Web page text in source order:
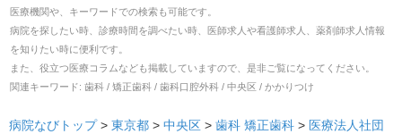
医療機関や、キーワードでの検索も可能です。
病院を探したい時、診療時間を調べたい時、医師求人や看護師求人、薬剤師求人情報
を知りたい時に便利です。
また、役立つ医療コラムなども掲載していますので、是非ご覧になってください。
関連キーワード: 歯科 / 矯正歯科 / 歯科口腔外科 / 中央区 / かかりつけ
病院なびトップ > 東京都 > 中央区 > 歯科 矯正歯科 > 医療法人社団